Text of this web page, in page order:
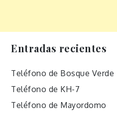
Entradas recientes
Teléfono de Bosque Verde
Teléfono de KH-7
Teléfono de Mayordomo